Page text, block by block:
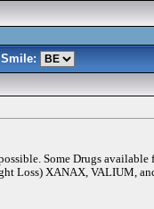
Smile:
Some Drugs
Loss) XANAX, VALIUM, and